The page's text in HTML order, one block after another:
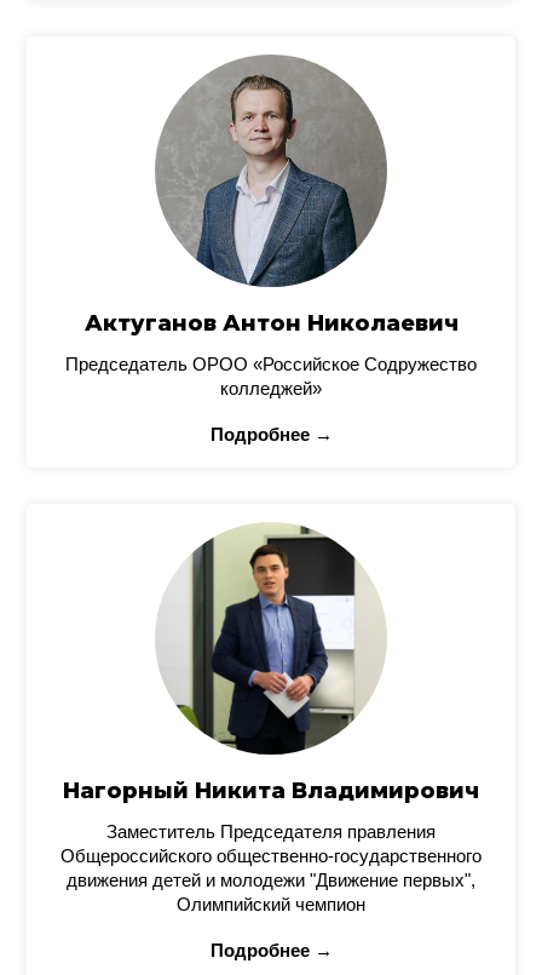
Актуганов Антон Николаевич
Председатель ОРОО «Российское Содружество
колледжей»
Подробнее →
Нагорный Никита Владимирович
Заместитель Председателя правления
Общероссийского общественно-государственного
движения детей и молодежи "Движение первых",
Олимпийский чемпион
Подробнее →